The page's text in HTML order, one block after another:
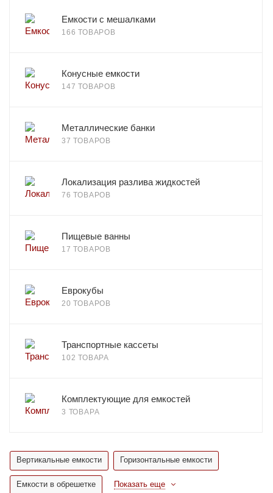
Емкости с мешалками
166 ТОВАРОВ
Конусные емкости
147 ТОВАРОВ
Металлические банки
37 ТОВАРОВ
Локализация разлива жидкостей
76 ТОВАРОВ
Пищевые ванны
17 ТОВАРОВ
Еврокубы
20 ТОВАРОВ
Транспортные кассеты
102 ТОВАРА
Комплектующие для емкостей
3 ТОВАРА
Вертикальные емкости Горизонтальные емкости
Емкости в обрешетке Показать еще